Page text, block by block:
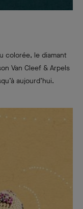
colorée, le diamant
Van Cleef & Arpels
aujourd’hui.